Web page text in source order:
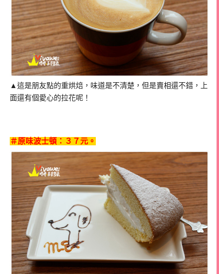
▲這是朋友點的重烘焙，味道是不清楚，但是賣相還不錯，上
面還有個愛心的拉花呢！
＃原味波士頓：３７元。